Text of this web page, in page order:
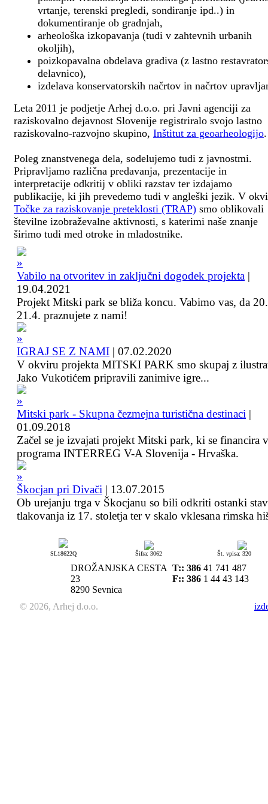
vrtanje, terenski pregledi, sondiranje ipd..) in
dokumentiranje ob gradnjah,
arheološka izkopavanja (tudi v zahtevnih urbanih
okoljih),
poizkopavalna obdelava gradiva (z lastno
delavnico),
izdelava konservatorskih načrtov in načrtov
Leta 2011 je podjetje Arhej d.o.o. pri Javni agenciji za
raziskovalno dejavnost Slovenije registriralo svojo lastno
raziskovalno-razvojno skupino, Inštitut za geoarheologijo.
Poleg znanstvenega dela, sodelujemo tudi z javnostmi.
Pripravljamo različna predavanja, prezentacije in
interpretacije odkritij v obliki razstav ter izdajamo
publikacije, ki jih prevedemo tudi v angleški jezik. V
Točke za raziskovanje preteklosti (TRAP) smo oblikovali
številne izobraževalne aktivnosti, s katerimi naše znanje
širimo tudi med otroke in mladostnike.
Vabilo na otvoritev in zaključni dogodek projekta |
19.04.2021
Projekt Mitski park se bliža koncu. Vabimo vas, da
21.4. praznujete z nami!
IGRAJ SE Z NAMI | 07.02.2020
V okviru projekta MITSKI PARK smo skupaj z
Jako Vukotićem pripravili zanimive igre...
Mitski park - Skupna čezmejna turistična destinaci |
01.09.2018
Začel se je izvajati projekt Mitski park, ki se financira
programa INTERREG V-A Slovenija - Hrvaška.
Škocjan pri Divači | 13.07.2015
Ob urejanju trga v Škocjanu so bili odkriti ostanki
tlakovanja iz 17. stoletja ter v skalo vklesana rimska
SL18622Q Šifra: 3062 Št. vpisa: 320
DROŽANJSKA CESTA
23
8290 Sevnica
T:: 386 41 741 487
F:: 386 1 44 43 143
© 2026, Arhej d.o.o.